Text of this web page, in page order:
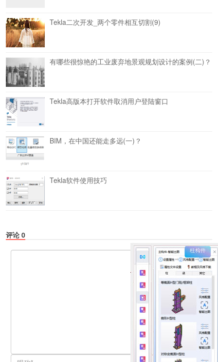
Tekla二次开发_两个零件相互切割(9)
有哪些很惊艳的工业废弃地景观规划设计的案例(二)？
Tekla高版本打开软件取消用户登陆窗口
BIM，在中国还能走多远(一)？
Tekla软件使用技巧
评论 0